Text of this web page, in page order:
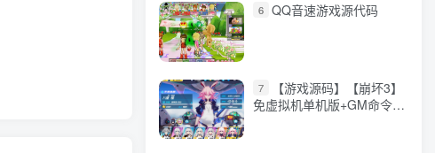
6 QQ音速游戏源代码
7
【游戏源码】【崩坏3】
免虚拟机单机版+GM命令